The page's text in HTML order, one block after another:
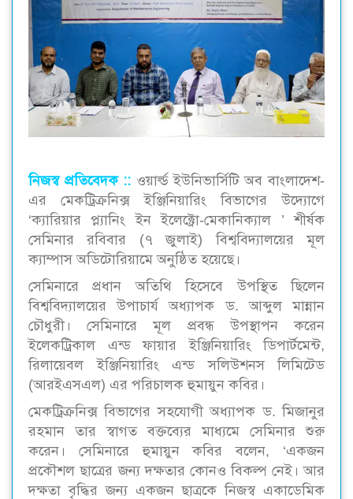
নিজস্ব প্রতিবেদক :: ওয়ার্ল্ড ইউনিভার্সিটি অব বাংলাদেশ-
এর মেকট্রিক্রনিক্স ইঞ্জিনিয়ারিং বিভাগের উদ্যোগে
‘ক্যারিয়ার প্ল্যানিং ইন ইলেক্ট্রো-মেকানিক্যাল ’ শীর্ষক
সেমিনার রবিবার (৭ জুলাই) বিশ্ববিদ্যালয়ের মূল
ক্যাম্পাস অডিটোরিয়ামে অনুষ্ঠিত হয়েছে।
সেমিনারে প্রধান অতিথি হিসেবে উপস্থিত ছিলেন
বিশ্ববিদ্যালয়ের উপাচার্য অধ্যাপক ড. আব্দুল মান্নান
চৌধুরী। সেমিনারে মূল প্রবন্ধ উপস্থাপন করেন
ইলেকট্রিকাল এন্ড ফায়ার ইঞ্জিনিয়ারিং ডিপার্টমেন্ট,
রিলায়েবল ইঞ্জিনিয়ারিং এন্ড সলিউশনস লিমিটেড
(আরইএসএল) এর পরিচালক হুমায়ুন কবির।
মেকট্রিক্রনিক্স বিভাগের সহযোগী অধ্যাপক ড. মিজানুর
রহমান তার স্বাগত বক্তব্যের মাধ্যমে সেমিনার শুরু
করেন। সেমিনারে হুমায়ুন কবির বলেন, ‘একজন
প্রকৌশল ছাত্রের জন্য দক্ষতার কোনও বিকল্প নেই। আর
দক্ষতা বৃদ্ধির জন্য একজন ছাত্রকে নিজস্ব একাডেমিক